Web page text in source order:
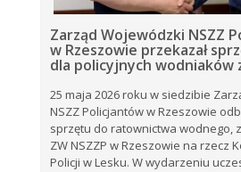
Zarząd Wojewódzki NSZZ
w Rzeszowie przekazał
dla policyjnych wodniaków
25 maja 2026 roku w siedzibie
NSZZ Policjantów w Rzeszowie
sprzętu do ratownictwa wodnego,
ZW NSZZP w Rzeszowie na rzecz
Policji w Lesku. W wydarzeniu